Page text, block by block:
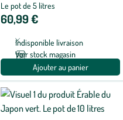
Le pot de 5 litres
60,99 €
Indisponible livraison
Voir stock magasin
Ajouter au panier